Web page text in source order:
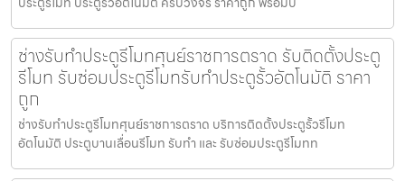
ช่างรับทำประตูรีโมทศุนย์ราชการตราด รับติดตั้งประตู
รีโมท รับซ่อมประตูรีโมทรับทำประตูรั้วอัตโนมัติ ราคา
ถูก
ช่างรับทำประตูรีโมทศุนย์ราชการตราด บริการติดตั้งประตูรั้วรีโมท
อัตโนมัติ ประตูบานเลื่อนรีโมท รับทำ และ รับซ่อมประตูรีโมทท